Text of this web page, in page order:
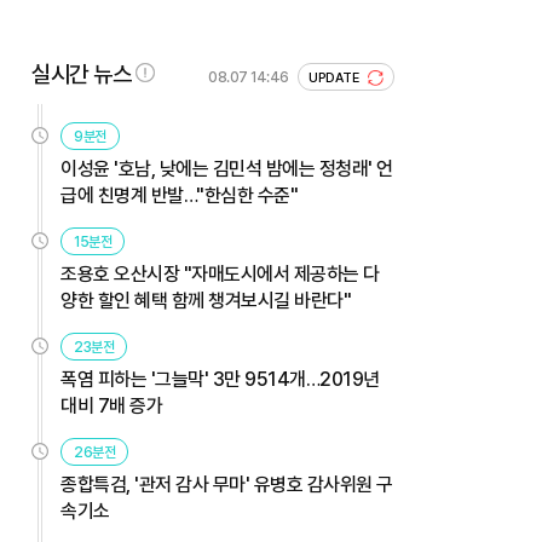
실시간 뉴스 08.07 14:46 UPDATE
9분전
이성윤 '호남, 낮에는 김민석 밤에는 정청래' 언
급에 친명계 반발…"한심한 수준"
15분전
조용호 오산시장 "자매도시에서 제공하는 다
양한 할인 혜택 함께 챙겨보시길 바란다"
23분전
폭염 피하는 '그늘막' 3만 9514개…2019년
대비 7배 증가
26분전
종합특검, '관저 감사 무마' 유병호 감사위원 구
속기소